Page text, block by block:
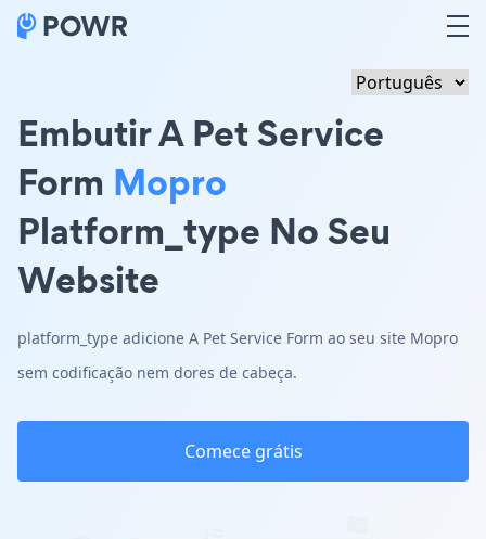
Embutir A Pet Service
Form Mopro
Platform_type No Seu
Website
platform_type adicione A Pet Service Form ao seu site Mopro
sem codificação nem dores de cabeça.
Comece grátis